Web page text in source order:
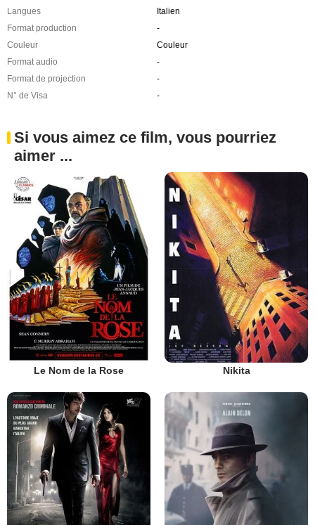
Langues
Italien
Format production
-
Couleur
Couleur
Format audio
-
Format de projection
-
N° de Visa
-
Si vous aimez ce film, vous pourriez
aimer ...
Le Nom de la Rose Nikita